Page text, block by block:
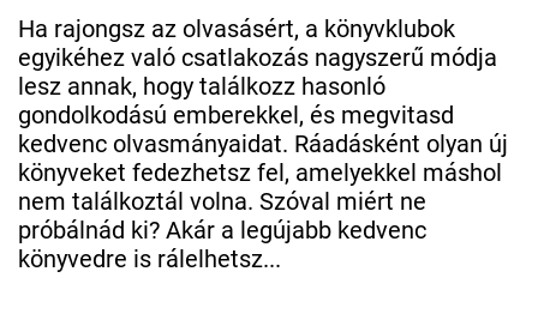
Ha rajongsz az olvasásért, a könyvklubok
egyikéhez való csatlakozás nagyszerű módja
lesz annak, hogy találkozz hasonló
gondolkodású emberekkel, és megvitasd
kedvenc olvasmányaidat. Ráadásként olyan új
könyveket fedezhetsz fel, amelyekkel máshol
nem találkoztál volna. Szóval miért ne
próbálnád ki? Akár a legújabb kedvenc
könyvedre is rálelhetsz...